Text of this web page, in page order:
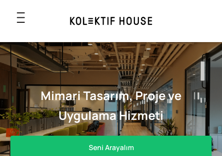
Mimari Tasarım, Proje ve
Uygulama Hizmeti
Seni Arayalım